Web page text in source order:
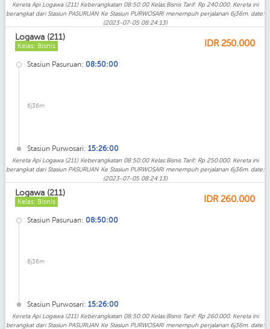
Kereta Api Logawa (211) Keberangkatan 08:50:00 Kelas:Bisnis Tarif: Rp 240.000. Kereta ini
berangkat dari Stasiun PASURUAN Ke Stasiun PURWOSARI menempuh perjalanan 6j36m. date:
(2023-07-05 08:24:13)
Logawa (211)
Kelas: Bisnis IDR 250.000
Stasiun Pasuruan: 08:50:00
6j36m
Stasiun Purwosari: 15:26:00
Kereta Api Logawa (211) Keberangkatan 08:50:00 Kelas:Bisnis Tarif: Rp 250.000. Kereta ini
berangkat dari Stasiun PASURUAN Ke Stasiun PURWOSARI menempuh perjalanan 6j36m. date:
(2023-07-05 08:24:13)
Logawa (211)
Kelas: Bisnis IDR 260.000
Stasiun Pasuruan: 08:50:00
6j36m
Stasiun Purwosari: 15:26:00
Kereta Api Logawa (211) Keberangkatan 08:50:00 Kelas:Bisnis Tarif: Rp 260.000. Kereta ini
berangkat dari Stasiun PASURUAN Ke Stasiun PURWOSARI menempuh perjalanan 6j36m. date: